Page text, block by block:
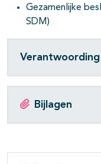
Gezamenlijke
SDM)
Verantwoording
Bijlagen